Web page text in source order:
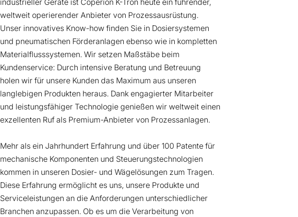
weltweit operierender Anbieter von Prozessausrüstung.
Unser innovatives Know-how finden Sie in Dosiersystemen
und pneumatischen Förderanlagen ebenso wie in kompletten
Materialflusssystemen. Wir setzen Maßstäbe beim
Kundenservice: Durch intensive Beratung und Betreuung
holen wir für unsere Kunden das Maximum aus unseren
langlebigen Produkten heraus. Dank engagierter Mitarbeiter
und leistungsfähiger Technologie genießen wir weltweit einen
exzellenten Ruf als Premium-Anbieter von Prozessanlagen.
Mehr als ein Jahrhundert Erfahrung und über 100 Patente für
mechanische Komponenten und Steuerungstechnologien
kommen in unseren Dosier- und Wägelösungen zum Tragen.
Diese Erfahrung ermöglicht es uns, unsere Produkte und
Serviceleistungen an die Anforderungen unterschiedlicher
Branchen anzupassen. Ob es um die Verarbeitung von